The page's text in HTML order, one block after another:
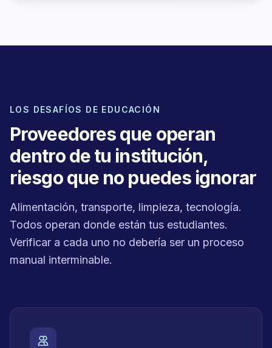
LOS DESAFÍOS DE EDUCACIÓN
Proveedores que operan
dentro de tu institución,
riesgo que no puedes ignorar
Alimentación, transporte, limpieza, tecnología.
Todos operan donde están tus estudiantes.
Verificar a cada uno no debería ser un proceso
manual interminable.